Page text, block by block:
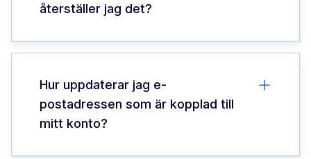
återställer jag det?
Hur uppdaterar jag e-
postadressen som är kopplad till
mitt konto?